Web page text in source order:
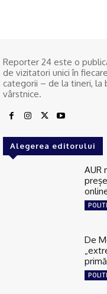
Reporter 24 este o
de vizitatori unici în
categorii – de la tineri, la
vârstnice.
Alegerea editorului
AUR
De